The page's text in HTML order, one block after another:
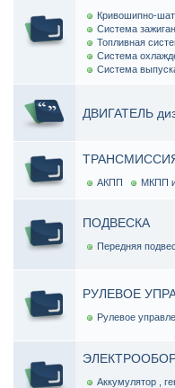
Кривошипно-
Система
Топливная
Система
Система
ДВИГАТЕЛЬ
АКПП МКПП
ПОДВЕСКА
Передняя
РУЛЕВОЕ
Рулевое
Аккумулятор ,